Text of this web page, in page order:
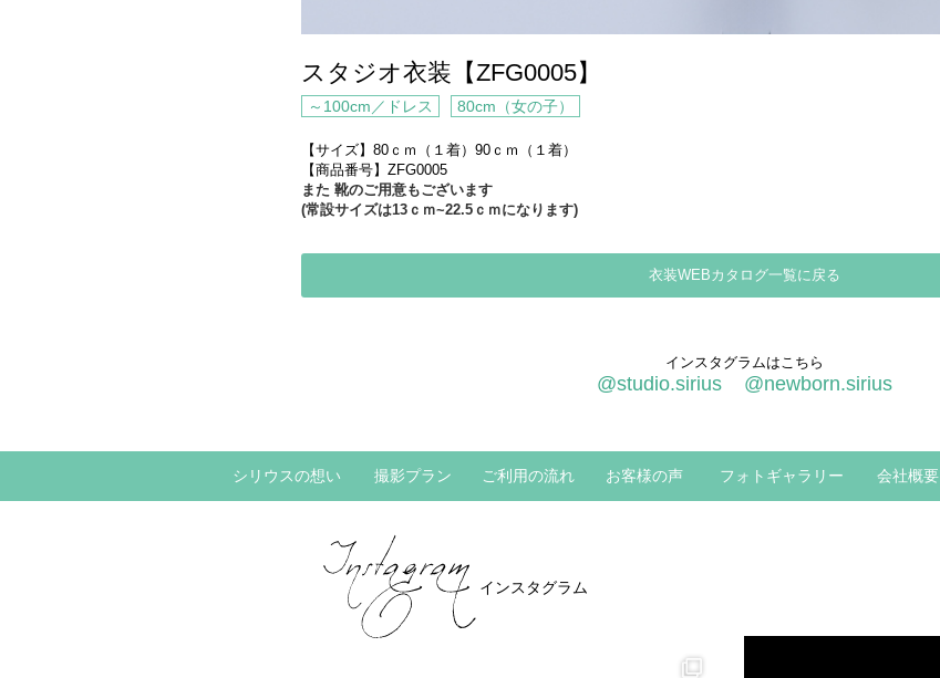
スタジオ衣装【ZFG0005】
～100cm／ドレス 80cm（女の子）
【サイズ】80ｃｍ（１着）90ｃｍ（１着）
【商品番号】ZFG0005
また 靴のご用意もございます
(常設サイズは13ｃｍ~22.5ｃｍになります)
衣装WEBカタログ一覧に戻る
インスタグラムはこちら
@studio.sirius @newborn.sirius
シリウスの想い 撮影プラン ご利用の流れ お客様の声 フォトギャラリー 会社概要
インスタグラム